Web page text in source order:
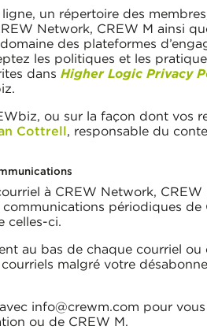
un répertoire des
Network, CREW M ainsi
des plateformes
les politiques et les
dans Higher Logic Privacy
ou sur la façon dont vos
Cottrell, responsable du
à CREW Network,
périodiques
celles-ci.
au bas de chaque courriel
malgré votre
info@crewm.com pour
ou de CREW M.